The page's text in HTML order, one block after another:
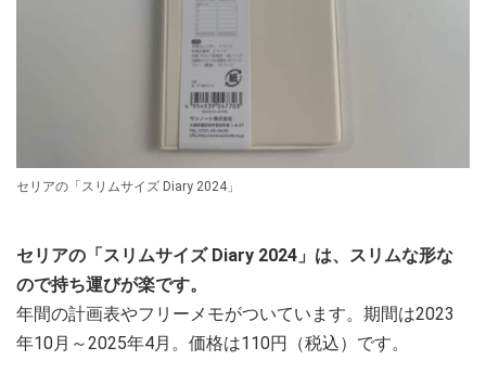
セリアの「スリムサイズ Diary 2024」
セリアの「スリムサイズ Diary 2024」は、スリムな形な
ので持ち運びが楽です。
年間の計画表やフリーメモがついています。期間は2023
年10月～2025年4月。価格は110円（税込）です。